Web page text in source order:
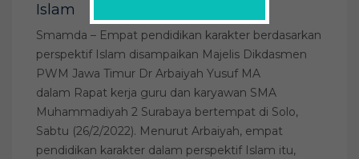
Islam
Smamda – Empat pendidikan karakter berdasarkan
perspektif Islam disampaikan Majelis Dikdasmen
PWM Jawa Timur Dr Arbaiyah Yusuf MA
dalam Rapat kerja guru dan karyawan SMA
Muhammadiyah 2 Surabaya bertempat di Solo,
Sabtu (26/2/2022). Menurut Arbaiyah, empat
pendidikan karakter dalam perspektif Islam itu,